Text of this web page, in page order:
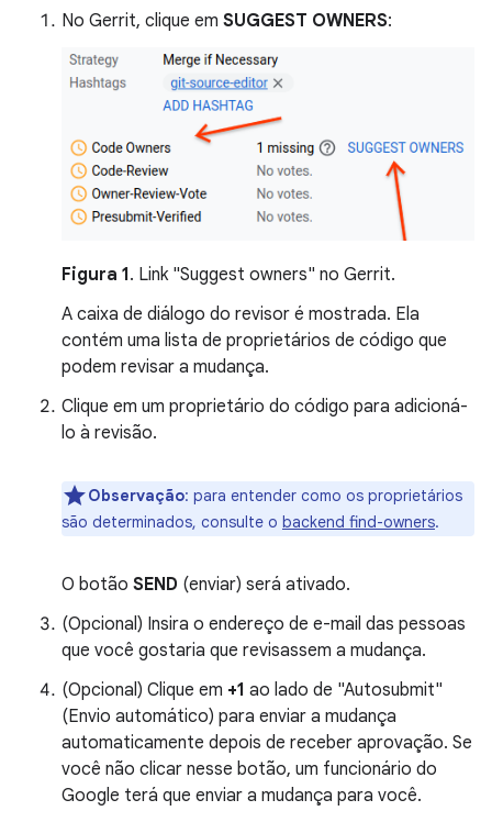
No Gerrit, clique em SUGGEST OWNERS:
Figura 1. Link "Suggest owners" no Gerrit.
A caixa de diálogo do revisor é mostrada. Ela
contém uma lista de proprietários de código que
podem revisar a mudança.
Clique em um proprietário do código para adicioná-
lo à revisão.
Observação: para entender como os proprietários
são determinados, consulte o backend find-owners.
O botão SEND (enviar) será ativado.
(Opcional) Insira o endereço de e-mail das pessoas
que você gostaria que revisassem a mudança.
(Opcional) Clique em +1 ao lado de "Autosubmit"
(Envio automático) para enviar a mudança
automaticamente depois de receber aprovação. Se
você não clicar nesse botão, um funcionário do
Google terá que enviar a mudança para você.